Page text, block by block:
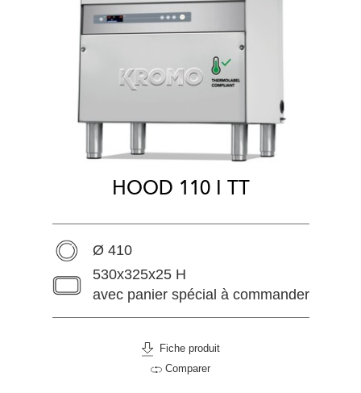
HOOD 110 I TT
Ø 410
530x325x25 H
avec panier spécial à commander
Fiche produit
Comparer